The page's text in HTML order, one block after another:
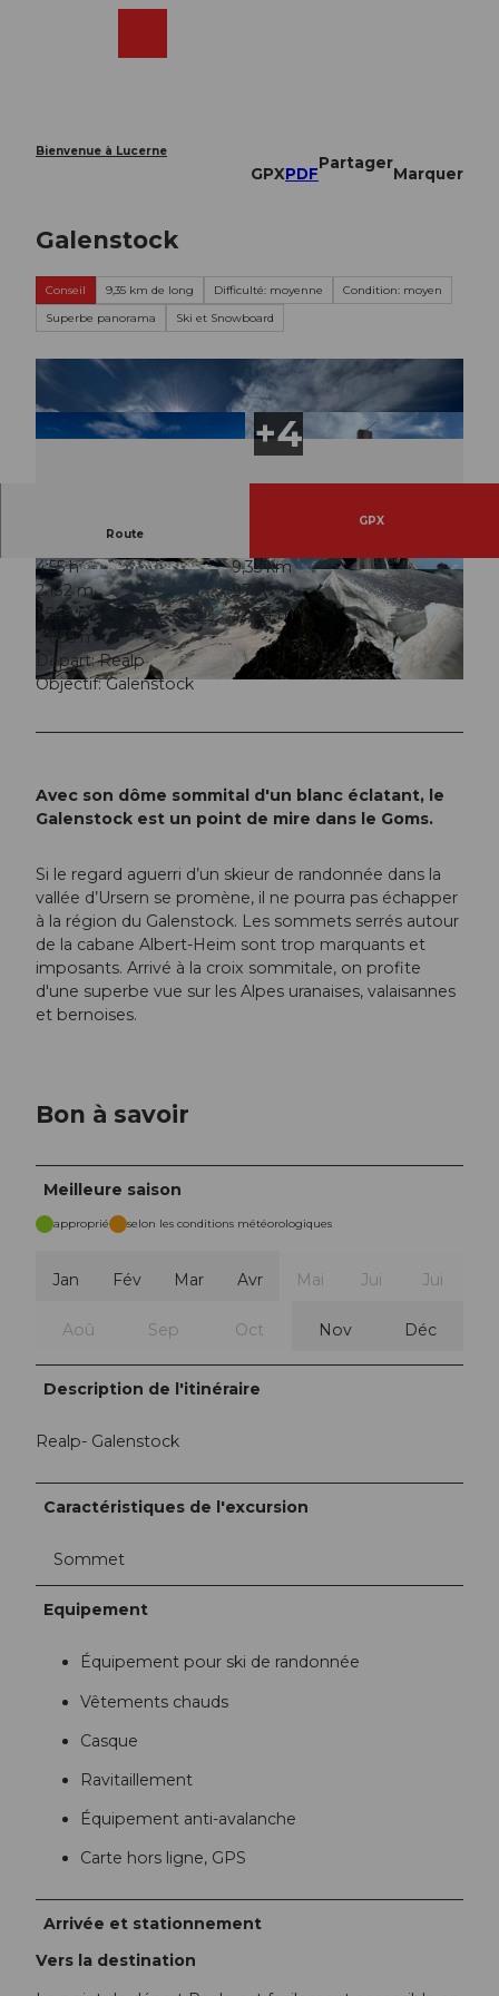
Bienvenue à Lucerne
GPXPDF
Partager
Marquer
Galenstock
Conseil 9,35 km de long Difficulté: moyenne
Condition: moyen
Superbe panorama
Ski et Snowboard
© Andermatt-Urserntal Tourismus GmbH, Ferienregion Andermatt
© Andermatt-Urserntal Tourismus GmbH, Ferie
nregion Andermatt
© Andermatt-Urserntal Tourismus GmbH, Ferie
nregion Andermatt
Route
GPX
4:55 h
9,35 km
2.132 m
97 m
1.549 m
3.584 m
2.035 m
Départ: Realp
Objectif: Galenstock
Avec son dôme sommital d'un blanc éclatant, le
Galenstock est un point de mire dans le Goms.
Si le regard aguerri d’un skieur de randonnée dans la
vallée d’Ursern se promène, il ne pourra pas échapper
à la région du Galenstock. Les sommets serrés autour
de la cabane Albert-Heim sont trop marquants et
imposants. Arrivé à la croix sommitale, on profite
d'une superbe vue sur les Alpes uranaises, valaisannes
et bernoises.
Bon à savoir
Meilleure saison
approprié selon les conditions météorologiques
Jan Fév Mar Avr Mai Jui Jui
Aoû Sep Oct Nov Déc
Description de l'itinéraire
Realp- Galenstock
Caractéristiques de l'excursion
Sommet
Equipement
Équipement pour ski de randonnée
Vêtements chauds
Casque
Ravitaillement
Équipement anti-avalanche
Carte hors ligne, GPS
Arrivée et stationnement
Vers la destination